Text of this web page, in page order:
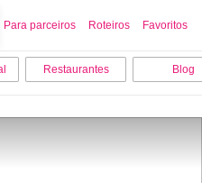
Para parceiros Roteiros Favoritos
Restaurantes Blog